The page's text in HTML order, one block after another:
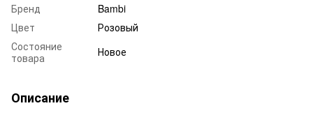
Бренд
Bambi
Цвет
Розовый
Состояние
товара
Новое
Описание